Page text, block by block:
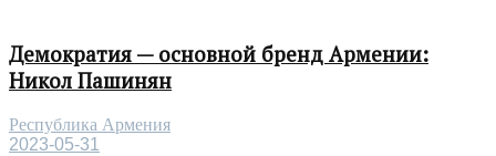
Демократия — основной бренд Армении:
Никол Пашинян
Республика Армения
2023-05-31